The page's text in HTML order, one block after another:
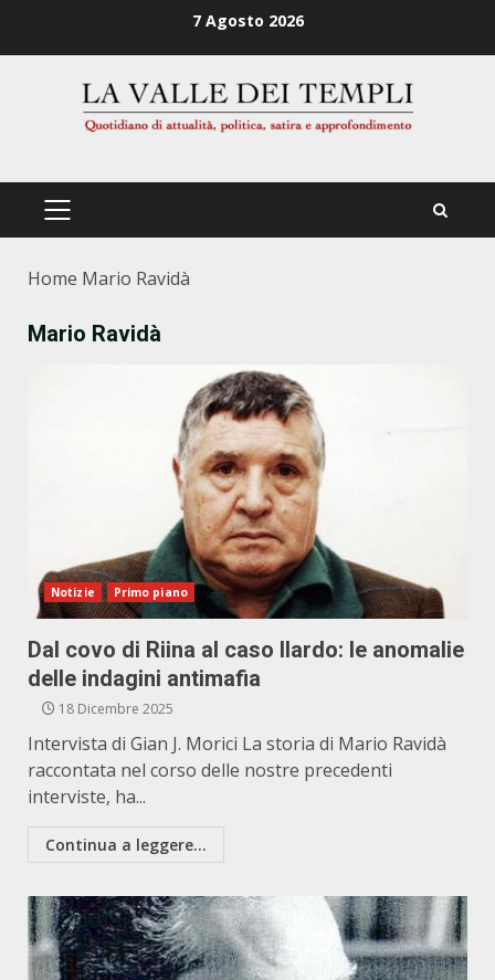
7 Agosto 2026
PRIMÄRES
Home Mario Ravidà
Mario Ravidà
Notizie Primo piano
Dal covo di Riina al caso Ilardo: le anomalie
delle indagini antimafia
18 Dicembre 2025
Intervista di Gian J. Morici La storia di Mario Ravidà
raccontata nel corso delle nostre precedenti
interviste, ha...
Continua a leggere...